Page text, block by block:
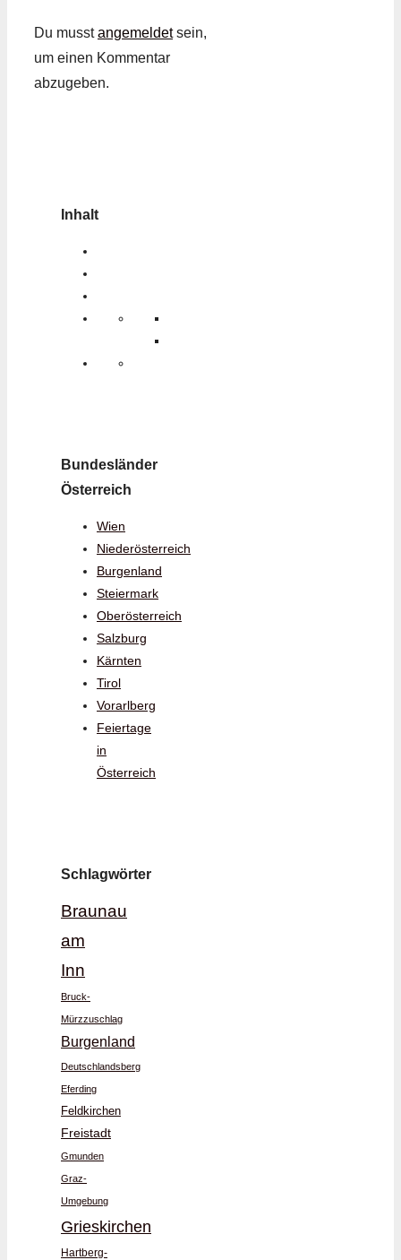
Du musstangemeldetsein,
um einen Kommentar
abzugeben.
Inhalt
Bundesländer
Österreich
Wien
Niederösterreich
Burgenland
Steiermark
Oberösterreich
Salzburg
Kärnten
Tirol
Vorarlberg
Feiertage
in
Österreich
Schlagwörter
Braunau
am
Inn
Bruck-
Mürzzuschlag
Burgenland
Deutschlandsberg
Eferding
Feldkirchen
Freistadt
Gmunden
Graz-
Umgebung
Grieskirchen
Hartberg-